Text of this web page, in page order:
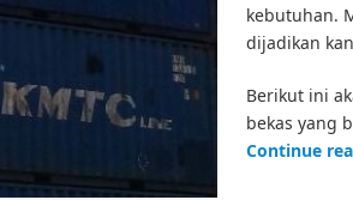
kebutuhan.
dijadikan
Berikut ini
bekas yang
Continue